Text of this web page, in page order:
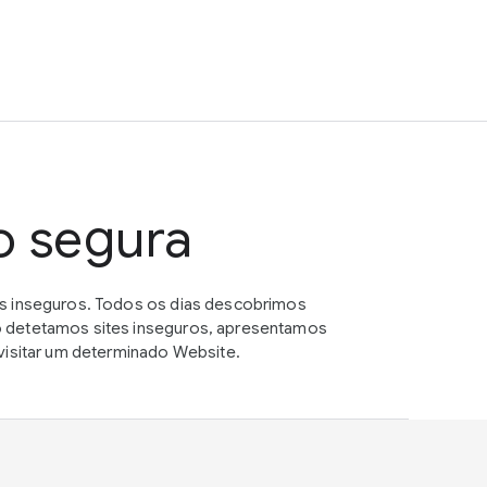
segura
inseguros. Todos os dias descobrimos
sites inseguros, apresentamos
um determinado Website.